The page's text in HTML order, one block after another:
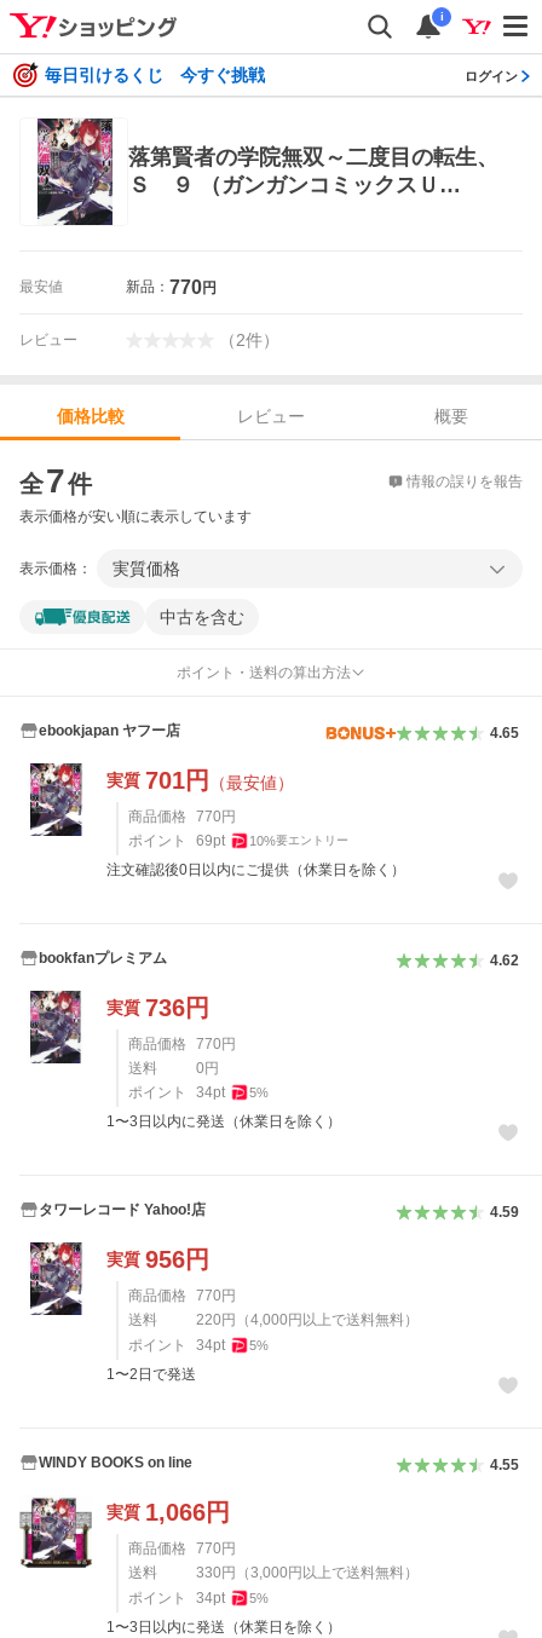
i
毎日引けるくじ 今すぐ挑戦 ログイン
落第賢者の学院無双～二度目の転生、
Ｓ ９ （ガンガンコミックスＵ
最安値 新品： 770円
レビュー （2件）
価格比較 レビュー
概要
全7件 情報の誤りを報告
表示価格が安い順に表示しています
表示価格： 実質価格
中古を含む
ポイント・送料の算出方法
ebookjapan ヤフー店 4.65
実質 701円 （最安値）
商品価格 770 円
ポイント
69pt 10%要エントリー
注文確認後0日以内にご提供（休業日を除く）
bookfanプレミアム 4.62
実質 736円
商品価格 770 円
送料
0 円
ポイント
34pt 5%
1〜3日以内に発送（休業日を除く）
タワーレコード Yahoo!店 4.59
実質 956円
商品価格 770 円
送料
220 円 （4,000 円以上で送料無料）
ポイント
34pt 5%
1〜2日で発送
WINDY BOOKS on line 4.55
実質 1,066円
商品価格 770 円
送料
330 円 （3,000 円以上で送料無料）
ポイント
34pt 5%
1〜3日以内に発送（休業日を除く）